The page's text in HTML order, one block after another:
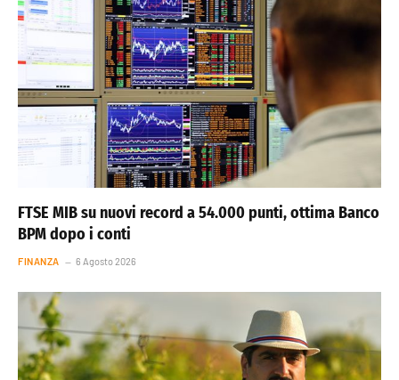
FTSE MIB su nuovi record a 54.000 punti, ottima Banco
BPM dopo i conti
FINANZA 6 Agosto 2026